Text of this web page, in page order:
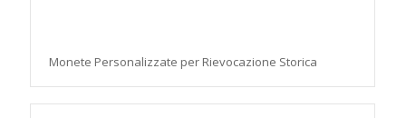
Monete Personalizzate per Rievocazione Storica